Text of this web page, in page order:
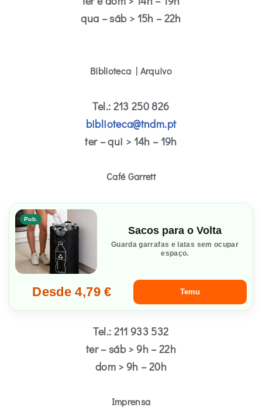
qua – sáb > 15h – 22h
Biblioteca | Arquivo
Tel.: 213 250 826
biblioteca@tndm.pt
ter – qui > 14h – 19h
Café Garrett
Pub.
Sacos para o Volta
Guarda garrafas e latas sem ocupar
espaço.
Desde 4,79 € Temu
Tel.: 211 933 532
ter – sáb > 9h – 22h
dom > 9h – 20h
Imprensa